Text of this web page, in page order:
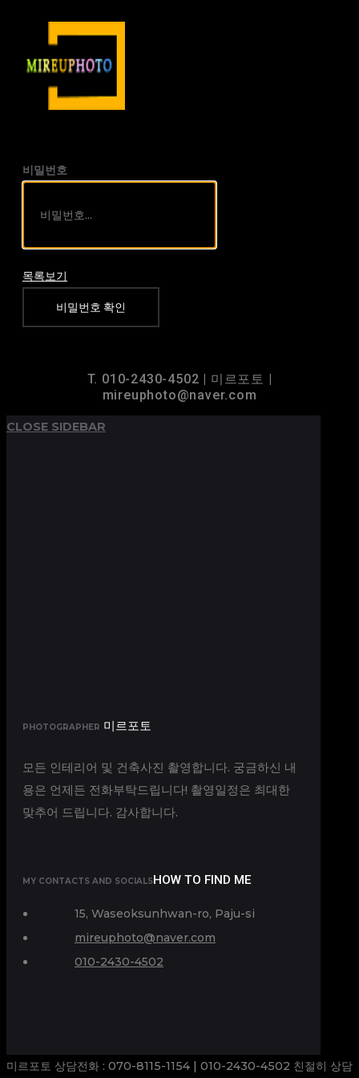
비밀번호
목록보기
비밀번호 확인
T. 010-2430-4502 | 미르포토 |
mireuphoto@naver.com
CLOSE SIDEBAR
PHOTOGRAPHER 미르포토
모든 인테리어 및 건축사진 촬영합니다. 궁금하신 내
용은 언제든 전화부탁드립니다! 촬영일정은 최대한
맞추어 드립니다. 감사합니다.
MY CONTACTS AND SOCIALSHOW TO FIND ME
15, Waseoksunhwan-ro, Paju-si
mireuphoto@naver.com
010-2430-4502
미르포토 상담전화 : 070-8115-1154 | 010-2430-4502 친절히 상담